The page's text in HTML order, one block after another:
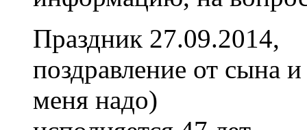
Праздник 27.09.2014,
поздравление от сына
меня надо)